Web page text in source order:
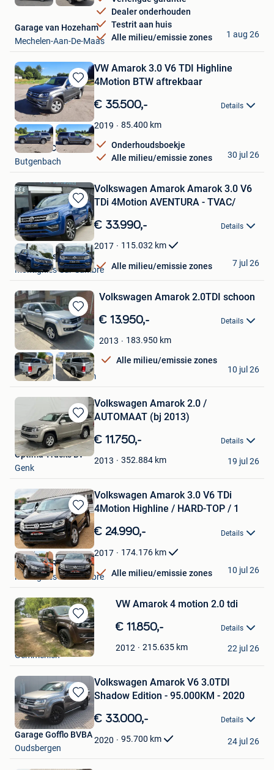
Dealer onderhouden
Testrit aan huis
Alle milieu/emissie zones
Garage van Hozeham
Mechelen-Aan-De-Maas
1 aug 26
Bewaren
in
Mijn
Favorieten
VW Amarok 3.0 V6 TDI Highline
4Motion BTW aftrekbaar
€ 35.500,- Details
2019 85.400 km
Onderhoudsboekje
Alle milieu/emissie zones
Cars and Classics
Butgenbach
30 jul 26
Bewaren
in
Mijn
Favorieten
Volkswagen Amarok Amarok 3.0 V6
TDi 4Motion AVENTURA - TVAC/
€ 33.990,- Details
2017 115.032 km
Alle milieu/emissie zones
World Cars SRL
Montignies-Sur-Sambre
7 jul 26
Bewaren
in
Mijn
Favorieten
Volkswagen Amarok 2.0TDI schoon
€ 13.950,- Details
2013 183.950 km
Alle milieu/emissie zones
Patrick
Sint-Agatha-Berchem
10 jul 26
Bewaren
in
Mijn
Favorieten
Volkswagen Amarok 2.0 /
AUTOMAAT (bj 2013)
€ 11.750,- Details
2013 352.884 km
Optima Trucks Bv
Genk
19 jul 26
Bewaren
in
Mijn
Favorieten
Volkswagen Amarok 3.0 V6 TDi
4Motion Highline / HARD-TOP / 1
€ 24.990,- Details
2017 174.176 km
Alle milieu/emissie zones
BE MOTORS
Montignies-Sur-Sambre
10 jul 26
Bewaren
in
Mijn
Favorieten
VW Amarok 4 motion 2.0 tdi
€ 11.850,- Details
2012 215.635 km
leon smits
Gemmenich
22 jul 26
Bewaren
in
Mijn
Favorieten
Volkswagen Amarok V6 3.0TDI
Shadow Edition - 95.000KM - 2020
€ 33.000,- Details
2020 95.700 km
Garage Gofflo BVBA
Oudsbergen
24 jul 26